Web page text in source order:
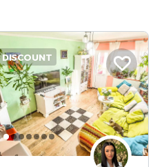
DISCOUNT